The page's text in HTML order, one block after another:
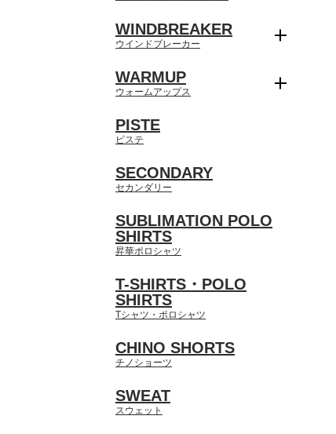
WINDBREAKER
ウインドブレーカー
WARMUP
ウォームアップス
PISTE
ピステ
SECONDARY
セカンダリー
SUBLIMATION POLO
SHIRTS
昇華ポロシャツ
T-SHIRTS・POLO
SHIRTS
Tシャツ・ポロシャツ
CHINO SHORTS
チノショーツ
SWEAT
スウェット